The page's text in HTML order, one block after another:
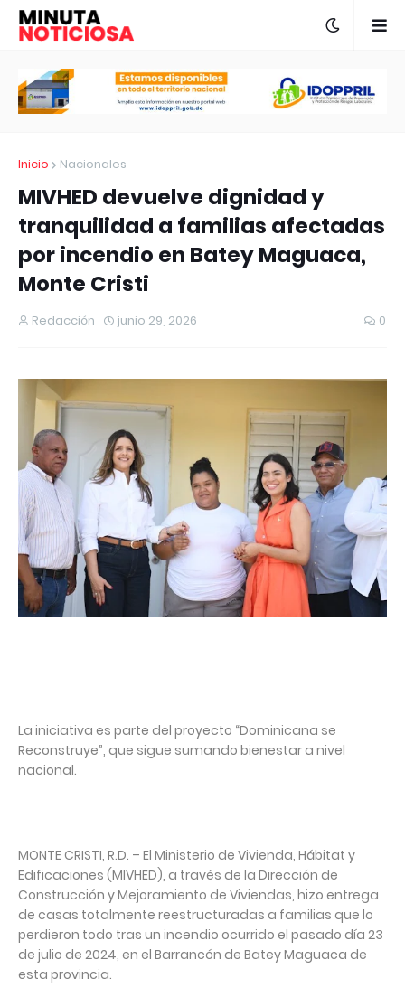
Inicio Nacionales
MIVHED devuelve dignidad y
tranquilidad a familias afectadas
por incendio en Batey Maguaca,
Monte Cristi
Redacción junio 29, 2026 0
La iniciativa es parte del proyecto “Dominicana se
Reconstruye”, que sigue sumando bienestar a nivel
nacional.
MONTE CRISTI, R.D. – El Ministerio de Vivienda, Hábitat y
Edificaciones (MIVHED), a través de la Dirección de
Construcción y Mejoramiento de Viviendas, hizo entrega
de casas totalmente reestructuradas a familias que lo
perdieron todo tras un incendio ocurrido el pasado día 23
de julio de 2024, en el Barrancón de Batey Maguaca de
esta provincia.